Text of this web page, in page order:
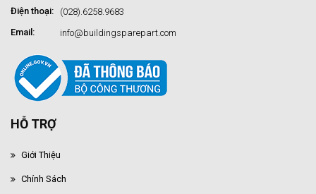
Điện thoại:
(028).6258.9683
Email:
info@buildingsparepart.com
HỖ TRỢ
Giới Thiệu
Chính Sách